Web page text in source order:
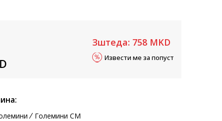
Зштеда: 758 MKD
Извести ме за попуст
Големини CM